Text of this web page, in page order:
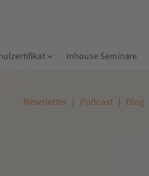
Inhouse Seminare
Newsletter | Podcast | Blog